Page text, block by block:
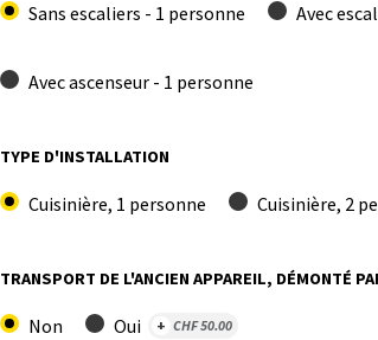
Sans escaliers - 1 personne Avec
Avec ascenseur - 1 personne
TYPE D'INSTALLATION
Cuisinière, 1 personne Cuisinière, 2
TRANSPORT DE L'ANCIEN APPAREIL, DÉMONTÉ
Non Oui + CHF50.00